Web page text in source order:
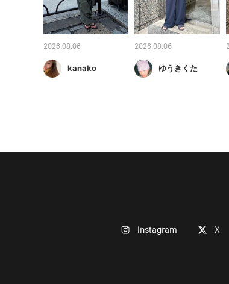
2026.08.06
kanako
2026.08.06
ゆうきくた
Instagram X